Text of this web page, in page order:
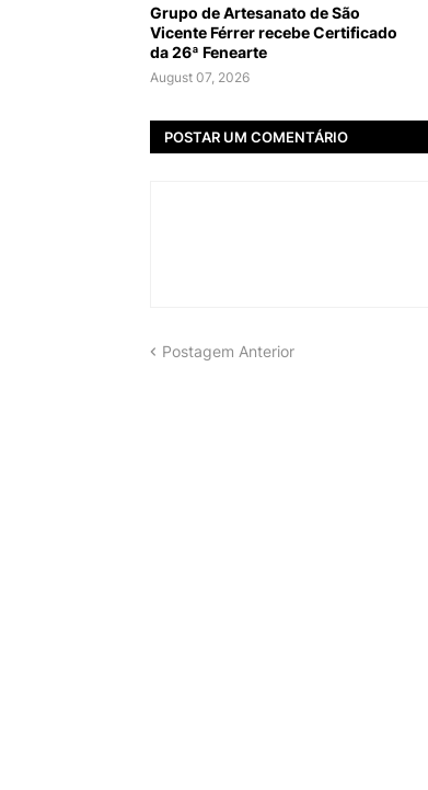
Grupo de Artesanato de São
Vicente Férrer recebe Certificado
da 26ª Fenearte
August 07, 2026
POSTAR UM COMENTÁRIO
Postagem Anterior